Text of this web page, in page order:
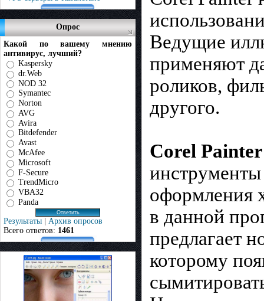
Опрос
Какой по вашему мнению
антивирус, лучший?
Kaspersky
dr.Web
NOD 32
Symantec
Norton
AVG
Avira
Bitdefender
Avast
McAfee
Microsoft
F-Secure
TrendMicro
VBA32
Panda
Результаты | Архив опросов
Всего ответов: 1461
Ведущие
применяют
роликов,
другого.
Corel
инструменты
оформления
в данной
предлагает
которому